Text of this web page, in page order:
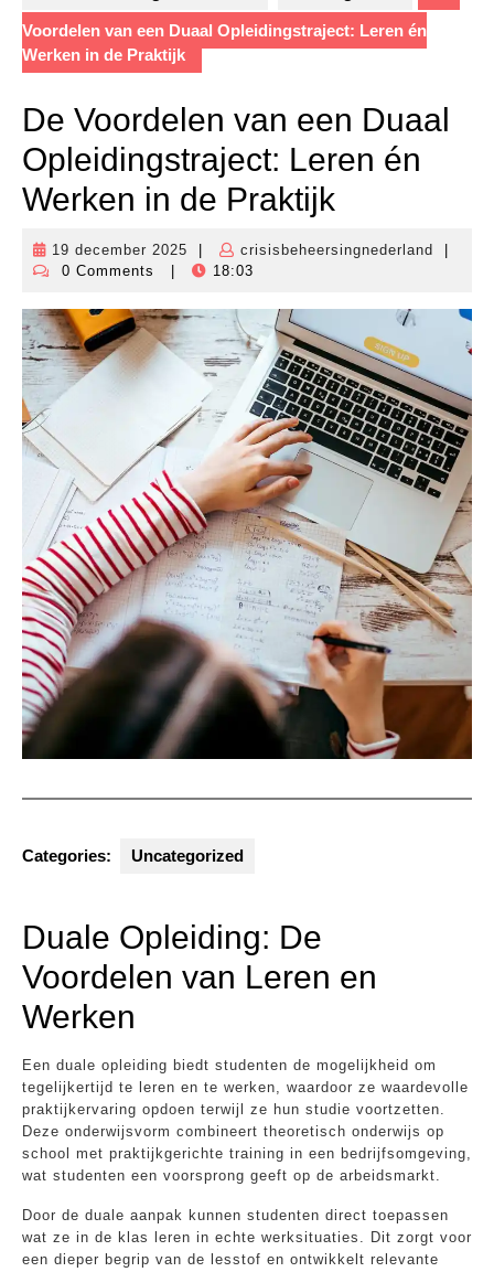
Voordelen van een Duaal Opleidingstraject: Leren én
Werken in de Praktijk
De Voordelen van een Duaal
Opleidingstraject: Leren én
Werken in de Praktijk
19 december 2025
19
december
crisisbeheersingnederland
0 Comments
18:03
Categories: Uncategorized
Duale Opleiding: De
Voordelen van Leren en
Werken
Een duale opleiding biedt studenten de mogelijkheid om
tegelijkertijd te leren en te werken, waardoor ze waardevolle
praktijkervaring opdoen terwijl ze hun studie voortzetten.
Deze onderwijsvorm combineert theoretisch onderwijs op
school met praktijkgerichte training in een bedrijfsomgeving,
wat studenten een voorsprong geeft op de arbeidsmarkt.
Door de duale aanpak kunnen studenten direct toepassen
wat ze in de klas leren in echte werksituaties. Dit zorgt voor
een dieper begrip van de lesstof en ontwikkelt relevante